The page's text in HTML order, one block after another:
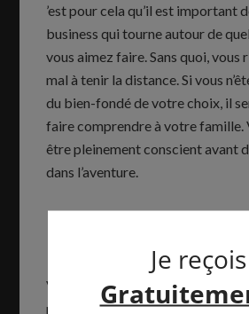
’est pour cela qu’il est important
business qui tourne autour de
vous aimez faire. Sans quoi, vous
mal à tenir la distance. Si vous
du bien-fondé de votre choix, il
faire comprendre à votre famille.
être pleinement conscient avant
dans l’aventure.
10- Travailler dur
Voici sans doute le sacrifice pour
plus important. Contrairement aux